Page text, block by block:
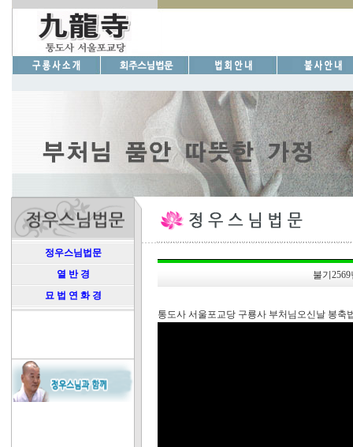
정우스님법문
열 반 경
묘 법 연 화 경
불기
통도사 서울포교당 구룡사 부처님오신날 봉축